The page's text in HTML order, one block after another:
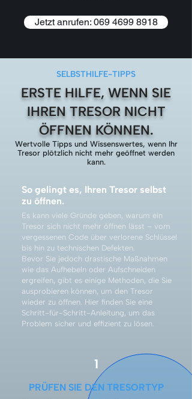
Jetzt anrufen: 069 4699 8918
SELBSTHILFE-TIPPS
ERSTE HILFE, WENN SIE
IHREN TRESOR NICHT
ÖFFNEN KÖNNEN.
Wertvolle Tipps und Wissenswertes, wenn Ihr
Tresor plötzlich nicht mehr geöffnet werden
kann.
So gelingt es, Ihren Tresor selbst
zu öffnen.
Es kann viele Gründe geben, warum ein
Tresor sich nicht mehr öffnen lässt – vom
vergessenen Code über verlorene Schlüssel
bis hin zu technischen Defekten.
Bevor Sie jedoch drastische Maßnahmen
wie das Aufhebeln oder Aufschneiden
ergreifen, gibt es einige Methoden, die Sie
ausprobieren können, um den Tresor
wieder zu öffnen. Hier finden Sie eine
Schritt-für-Schritt-Anleitung, um das
Problem sicher und effizient zu lösen.
1
PRÜFEN SIE DEN TRESORTYP